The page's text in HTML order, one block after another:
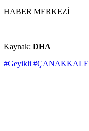
HABER MERKEZİ
Kaynak: DHA
#Geyikli #ÇANAKKALE